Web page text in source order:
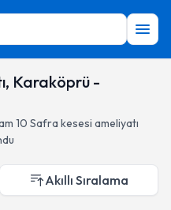
Karaköprü -
10 Safra kesesi ameliyatı
Akıllı Sıralama